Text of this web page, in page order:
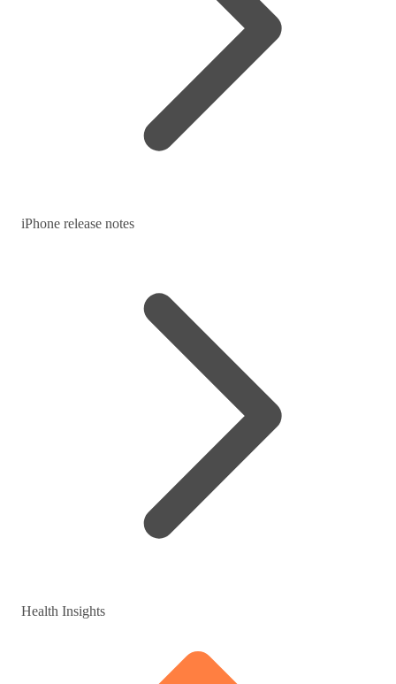
iPhone release notes
Health Insights